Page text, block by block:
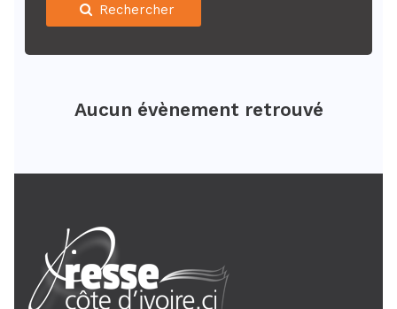
Rechercher
Aucun évènement retrouvé